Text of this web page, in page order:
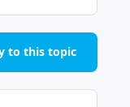
to this topic